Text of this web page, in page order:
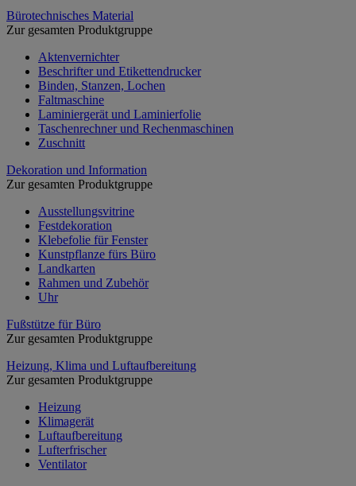
Bürotechnisches Material
Zur gesamten Produktgruppe
Aktenvernichter
Beschrifter und Etikettendrucker
Binden, Stanzen, Lochen
Faltmaschine
Laminiergerät und Laminierfolie
Taschenrechner und Rechenmaschinen
Zuschnitt
Dekoration und Information
Zur gesamten Produktgruppe
Ausstellungsvitrine
Festdekoration
Klebefolie für Fenster
Kunstpflanze fürs Büro
Landkarten
Rahmen und Zubehör
Uhr
Fußstütze für Büro
Zur gesamten Produktgruppe
Heizung, Klima und Luftaufbereitung
Zur gesamten Produktgruppe
Heizung
Klimagerät
Luftaufbereitung
Lufterfrischer
Ventilator